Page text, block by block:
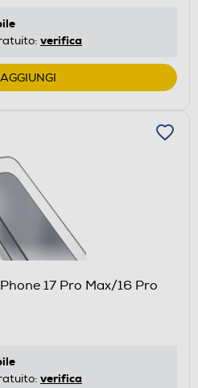
verifica
AGGIUNGI
17 Pro Max/16 Pro
verifica